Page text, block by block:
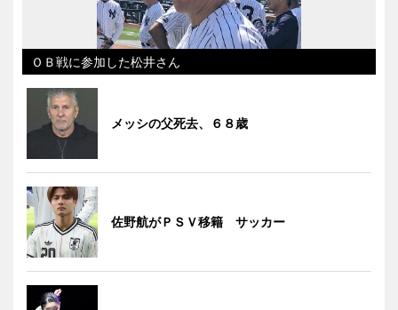
ＯＢ戦に参加した松井さん
メッシの父死去、６８歳
佐野航がＰＳＶ移籍 サッカー